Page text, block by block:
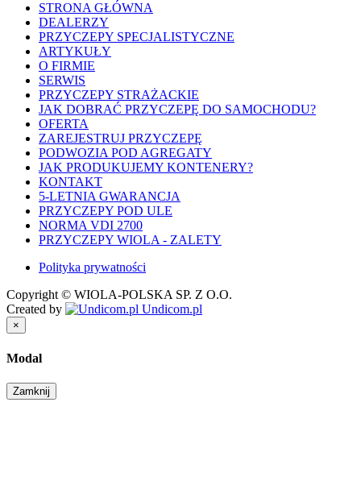
STRONA GŁÓWNA
DEALERZY
PRZYCZEPY SPECJALISTYCZNE
ARTYKUŁY
O FIRMIE
SERWIS
PRZYCZEPY STRAŻACKIE
JAK DOBRAĆ PRZYCZEPĘ DO SAMOCHODU?
OFERTA
ZAREJESTRUJ PRZYCZEPĘ
PODWOZIA POD AGREGATY
JAK PRODUKUJEMY KONTENERY?
KONTAKT
5-LETNIA GWARANCJA
PRZYCZEPY POD ULE
NORMA VDI 2700
PRZYCZEPY WIOLA - ZALETY
Polityka prywatności
Copyright © WIOLA-POLSKA SP. Z O.O.
Created by
Undicom.pl
×
Modal
Zamknij